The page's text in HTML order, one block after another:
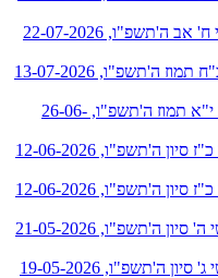
לחץ להאזנה לשעור מיום רביעי ח' אב ה'תשפ"ו, 22-07-2026
לחץ להאזנה לשעור מיום שני כ"ח תמוז ה'תשפ"ו, 13-07-2026
לחץ להאזנה לשעור מיום שישי י"א תמוז ה'תשפ"ו, 26-06-
לחץ להאזנה לשעור מיום שישי כ"ז סיון ה'תשפ"ו, 12-06-2026
לחץ להאזנה לשעור מיום שישי כ"ז סיון ה'תשפ"ו, 12-06-2026
לחץ להאזנה לשעור מיום חמישי ה' סיון ה'תשפ"ו, 21-05-2026
לחץ להאזנה לשעור מיום שלישי ג' סיון ה'תשפ"ו, 19-05-2026